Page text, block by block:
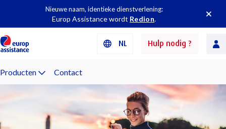
Nieuwe naam, identieke dienstverlening:
Europ Assistance wordt Redion.
NL Hulp nodig ?
Producten Contact